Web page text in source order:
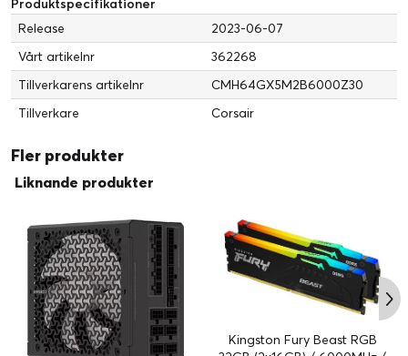
Release
2023-06-07
Vårt artikelnr
362268
Tillverkarens artikelnr
CMH64GX5M2B6000Z30
Tillverkare
Corsair
Fler produkter
Liknande produkter
Kingston Fury Beast RGB